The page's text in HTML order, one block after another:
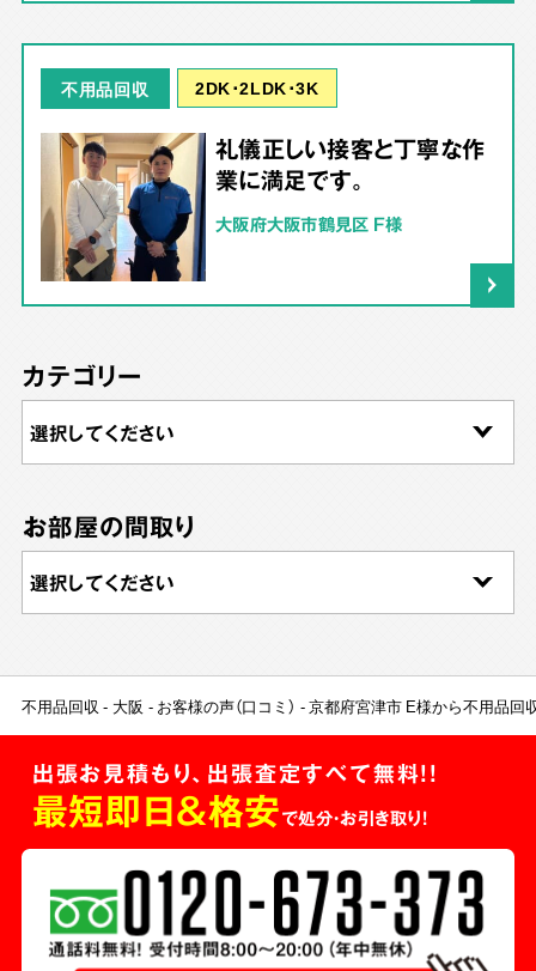
不用品回収 2DK･2LDK･3K
礼儀正しい接客と丁寧な作
業に満足です。
大阪府大阪市鶴見区 F様
カテゴリー
お部屋の間取り
不用品回収 大阪 お客様の声（口コミ） 京都府宮津市 E様から不用品回
出張お見積もり、出張査定すべて無料!!
最短即日＆格安で処分・お引き取り！